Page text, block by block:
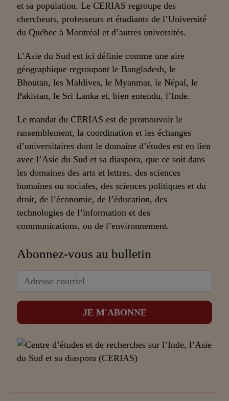
et sa population. Le CERIAS regroupe des
chercheurs, professeurs et étudiants de l’Université
du Québec à Montréal et d’autres universités.
L’Asie du Sud est ici définie comme une aire
géographique regroupant le Bangladesh, le
Bhoutan, les Maldives, le Myanmar, le Népal, le
Pakistan, le Sri Lanka et, bien entendu, l’Inde.
Le mandat du CERIAS est de promouvoir le
rassemblement, la coordination et les échanges
d’universitaires dont le domaine d’études est en lien
avec l’Asie du Sud et sa diaspora, que ce soit dans
les domaines des arts et lettres, des sciences
humaines ou sociales, des sciences politiques et du
droit, de l’économie, de l’éducation, des
technologies de l’information et des
communications, ou de l’environnement.
Abonnez-vous au bulletin